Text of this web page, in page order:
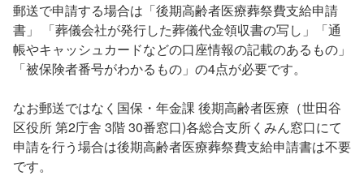
郵送で申請する場合は「後期高齢者医療葬祭費支給申請
書」 「葬儀会社が発行した葬儀代金領収書の写し」「通
帳やキャッシュカードなどの口座情報の記載のあるもの」
「被保険者番号がわかるもの」の4点が必要です。
なお郵送ではなく国保・年金課 後期高齢者医療（世田谷
区役所 第2庁舎 3階 30番窓口)各総合支所くみん窓口にて
申請を行う場合は後期高齢者医療葬祭費支給申請書は不要
です。